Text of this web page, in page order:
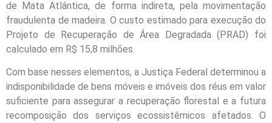
de Mata Atlântica, de forma indireta, pela movimentação
fraudulenta de madeira. O custo estimado para execução do
Projeto de Recuperação de Área Degradada (PRAD) foi
calculado em R$ 15,8 milhões.
Com base nesses elementos, a Justiça Federal determinou a
indisponibilidade de bens móveis e imóveis dos réus em valor
suficiente para assegurar a recuperação florestal e a futura
recomposição dos serviços ecossistêmicos afetados. O